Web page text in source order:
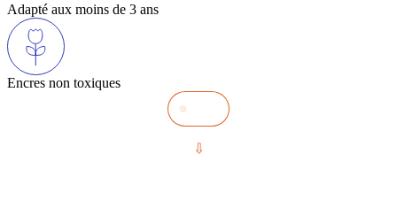
Adapté aux moins de 3 ans
Encres non toxiques